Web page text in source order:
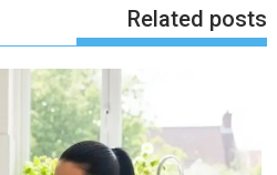
Related posts